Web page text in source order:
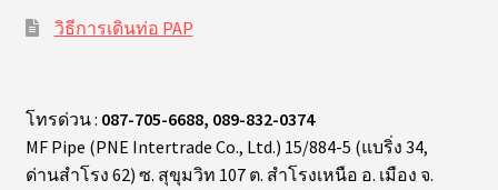
วิธีการเดินท่อ PAP
โทรด่วน : 087-705-6688, 089-832-0374
MF Pipe (PNE Intertrade Co., Ltd.) 15/884-5 (แบริ่ง 34,
ด่านสำโรง 62) ซ. สุขุมวิท 107 ต. สำโรงเหนือ อ. เมือง จ.